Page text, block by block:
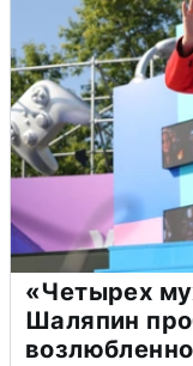
«Четырех
Шаляпин